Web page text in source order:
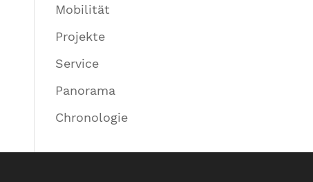
Mobilität
Projekte
Service
Panorama
Chronologie